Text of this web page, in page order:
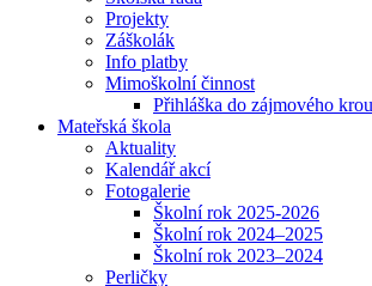
Projekty
Záškolák
Info platby
Mimoškolní činnost
Přihláška do zájmového
Mateřská škola
Aktuality
Kalendář akcí
Fotogalerie
Školní rok 2025-2026
Školní rok 2024–2025
Školní rok 2023–2024
Perličky